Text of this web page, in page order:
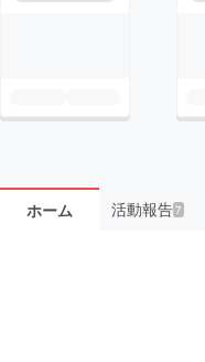
ホーム 活動報告7